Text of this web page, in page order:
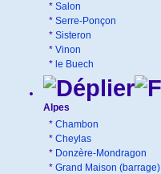
* Salon
* Serre-Ponçon
* Sisteron
* Vinon
* le Buech
Alpes
* Chambon
* Cheylas
* Donzère-Mondragon
* Grand Maison (barrage)